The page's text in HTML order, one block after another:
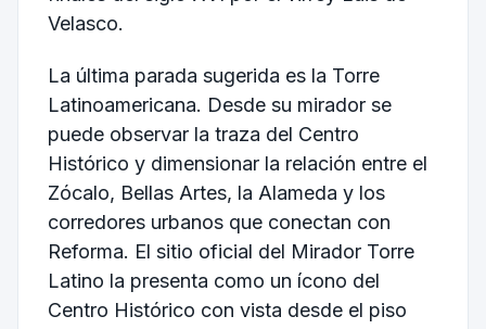
Velasco.
La última parada sugerida es la Torre
Latinoamericana. Desde su mirador se
puede observar la traza del Centro
Histórico y dimensionar la relación entre el
Zócalo, Bellas Artes, la Alameda y los
corredores urbanos que conectan con
Reforma. El sitio oficial del Mirador Torre
Latino la presenta como un ícono del
Centro Histórico con vista desde el piso